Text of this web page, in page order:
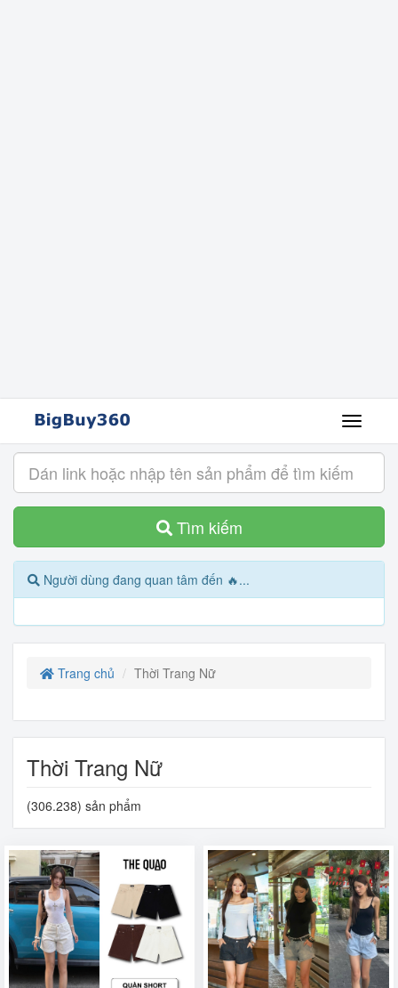
Tìm kiếm
Người dùng đang quan tâm đến 🔥...
Trang chủ Thời Trang Nữ
Thời Trang Nữ
(306.238) sản phẩm